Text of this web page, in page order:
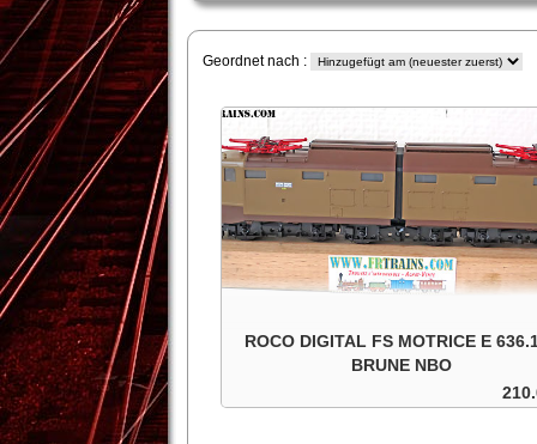
Geordnet nach :
ROCO DIGITAL FS MOTRICE E
BRUNE NBO